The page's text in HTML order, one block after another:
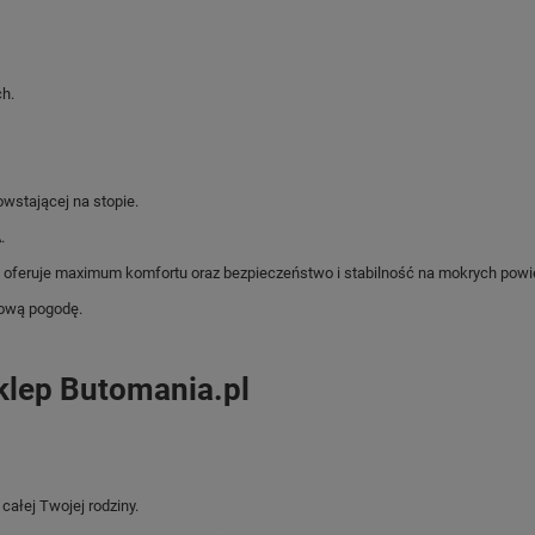
na stopie.
maximum komfortu oraz bezpieczeństwo i stabilność na mokrych
pogodę.
Butomania.pl
Twojej rodziny.